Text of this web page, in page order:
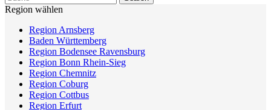
Region wählen
Region Arnsberg
Baden Württemberg
Region Bodensee Ravensburg
Region Bonn Rhein-Sieg
Region Chemnitz
Region Coburg
Region Cottbus
Region Erfurt